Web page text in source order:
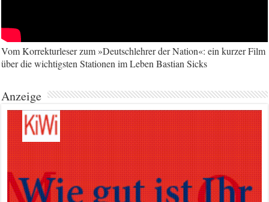
Vom Korrekturleser zum »Deutschlehrer der Nation«: ein kurzer Film
über die wichtigsten Stationen im Leben Bastian Sicks
Anzeige